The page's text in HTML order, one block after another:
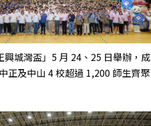
興城灣盃」5 月 24、25 日舉辦，成
正及中山 4 校超過 1,200 師生齊聚